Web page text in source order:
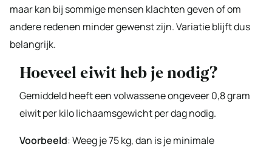
maar kan bij sommige mensen klachten geven of om
andere redenen minder gewenst zijn. Variatie blijft dus
belangrijk.
Hoeveel eiwit heb je nodig?
Gemiddeld heeft een volwassene ongeveer 0,8 gram
eiwit per kilo lichaamsgewicht per dag nodig.
Voorbeeld: Weeg je 75 kg, dan is je minimale